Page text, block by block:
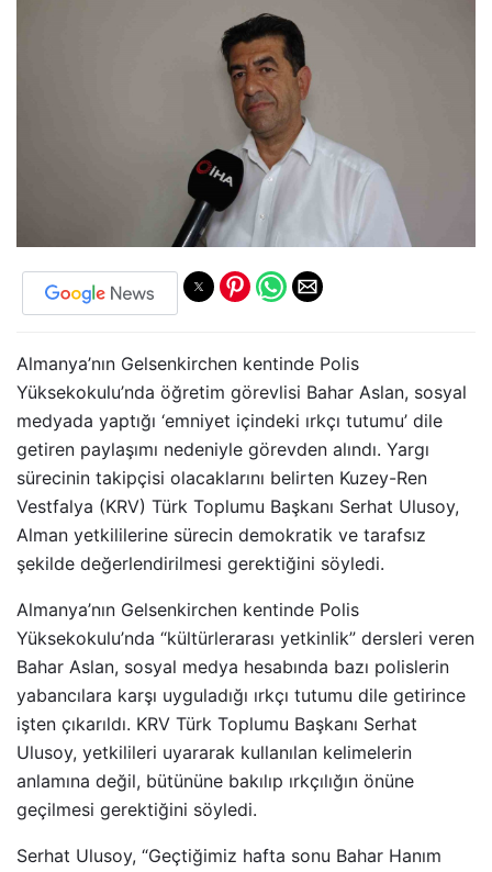
Almanya’nın Gelsenkirchen kentinde Polis
Yüksekokulu’nda öğretim görevlisi Bahar Aslan, sosyal
medyada yaptığı ‘emniyet içindeki ırkçı tutumu’ dile
getiren paylaşımı nedeniyle görevden alındı. Yargı
sürecinin takipçisi olacaklarını belirten Kuzey-Ren
Vestfalya (KRV) Türk Toplumu Başkanı Serhat Ulusoy,
Alman yetkililerine sürecin demokratik ve tarafsız
şekilde değerlendirilmesi gerektiğini söyledi.
Almanya’nın Gelsenkirchen kentinde Polis
Yüksekokulu’nda “kültürlerarası yetkinlik” dersleri veren
Bahar Aslan, sosyal medya hesabında bazı polislerin
yabancılara karşı uyguladığı ırkçı tutumu dile getirince
işten çıkarıldı. KRV Türk Toplumu Başkanı Serhat
Ulusoy, yetkilileri uyararak kullanılan kelimelerin
anlamına değil, bütününe bakılıp ırkçılığın önüne
geçilmesi gerektiğini söyledi.
Serhat Ulusoy, “Geçtiğimiz hafta sonu Bahar Hanım